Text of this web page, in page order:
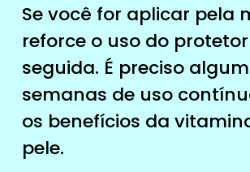
Se você for aplicar pela
reforce o uso do
seguida. É preciso
semanas de uso
os benefícios da
pele.